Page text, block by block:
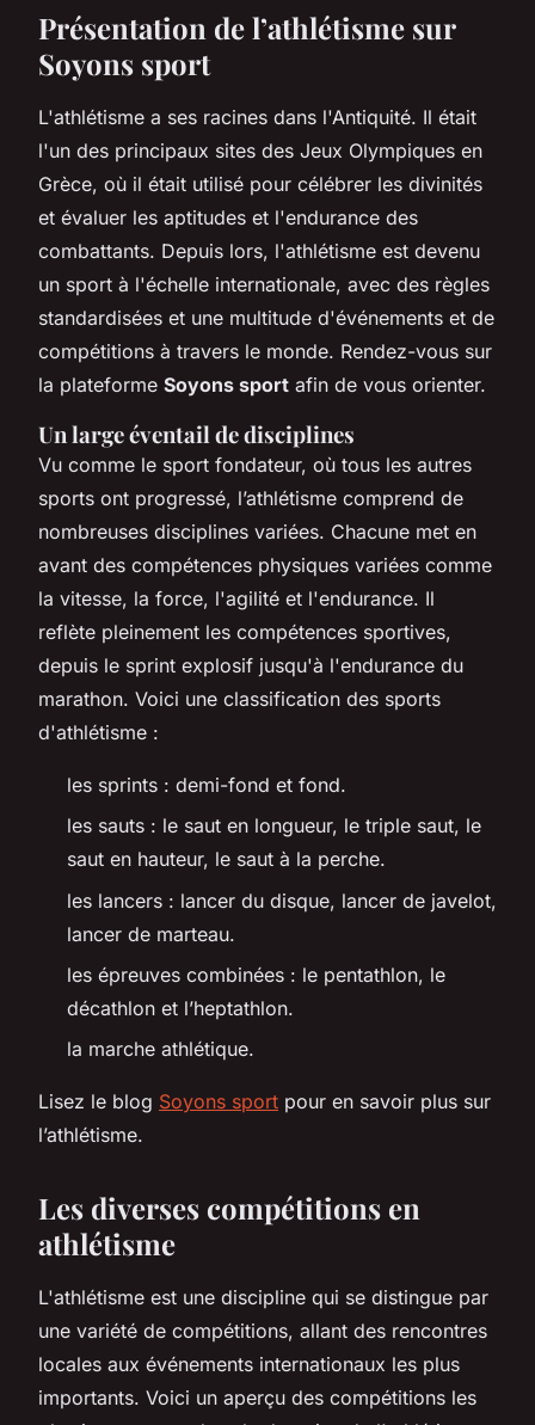
Présentation de l’athlétisme sur
Soyons sport
L'athlétisme a ses racines dans l'Antiquité. Il était
l'un des principaux sites des Jeux Olympiques en
Grèce, où il était utilisé pour célébrer les divinités
et évaluer les aptitudes et l'endurance des
combattants. Depuis lors, l'athlétisme est devenu
un sport à l'échelle internationale, avec des règles
standardisées et une multitude d'événements et de
compétitions à travers le monde. Rendez-vous sur
la plateforme Soyons sport afin de vous orienter.
Un large éventail de disciplines
Vu comme le sport fondateur, où tous les autres
sports ont progressé, l’athlétisme comprend de
nombreuses disciplines variées. Chacune met en
avant des compétences physiques variées comme
la vitesse, la force, l'agilité et l'endurance. Il
reflète pleinement les compétences sportives,
depuis le sprint explosif jusqu'à l'endurance du
marathon. Voici une classification des sports
d'athlétisme :
les sprints : demi-fond et fond.
les sauts : le saut en longueur, le triple saut, le
saut en hauteur, le saut à la perche.
les lancers : lancer du disque, lancer de javelot,
lancer de marteau.
les épreuves combinées : le pentathlon, le
décathlon et l’heptathlon.
la marche athlétique.
Lisez le blog Soyons sport pour en savoir plus sur
l’athlétisme.
Les diverses compétitions en
athlétisme
L'athlétisme est une discipline qui se distingue par
une variété de compétitions, allant des rencontres
locales aux événements internationaux les plus
importants. Voici un aperçu des compétitions les